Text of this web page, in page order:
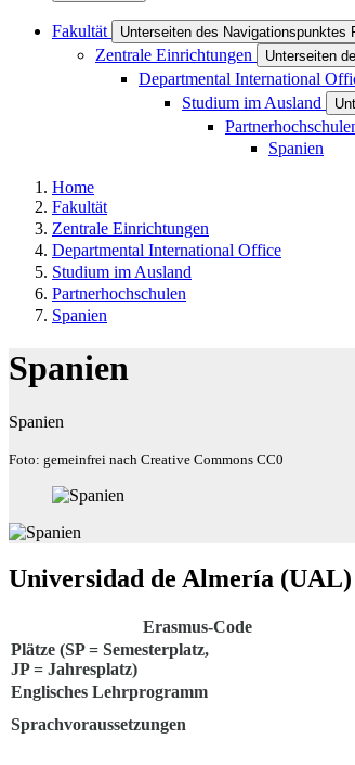
Fakultät Unterseiten des Navigationspunktes
Zentrale Einrichtungen Unterseiten
Departmental International
Studium im Ausland
Spanien
Home
Fakultät
Zentrale Einrichtungen
Departmental International Office
Studium im Ausland
Partnerhochschulen
Spanien
Spanien
Spanien
Foto: gemeinfrei nach Creative Commons CC0
Universidad de Almería (UAL)
Erasmus-Code
Plätze (SP = Semesterplatz,
JP = Jahresplatz)
Englisches Lehrprogramm
Sprachvoraussetzungen